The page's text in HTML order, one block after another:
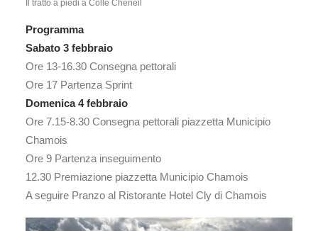
Il tratto a piedi a Colle Cheneil
Programma
Sabato 3 febbraio
Ore 13-16.30 Consegna pettorali
Ore 17 Partenza Sprint
Domenica 4 febbraio
Ore 7.15-8.30 Consegna pettorali piazzetta Municipio
Chamois
Ore 9 Partenza inseguimento
12.30 Premiazione piazzetta Municipio Chamois
A seguire Pranzo al Ristorante Hotel Cly di Chamois